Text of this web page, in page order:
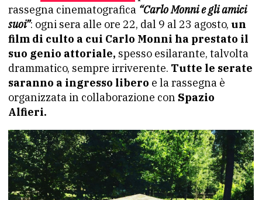
rassegna cinematografica “Carlo Monni e gli amici
suoi”: ogni sera alle ore 22, dal 9 al 23 agosto, un
film di culto a cui Carlo Monni ha prestato il
suo genio attoriale, spesso esilarante, talvolta
drammatico, sempre irriverente. Tutte le serate
saranno a ingresso libero e la rassegna è
organizzata in collaborazione con Spazio
Alfieri.